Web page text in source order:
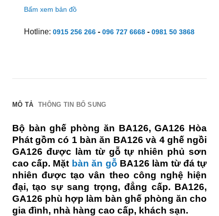
Bấm xem bản đồ
Hotline: 0915 256 266- 096 727 6668- 0981 50 3868
MÔ TẢ THÔNG TIN BỔ SUNG
Bộ bàn ghế phòng ăn BA126, GA126 Hòa
Phát gồm có 1 bàn ăn BA126 và 4 ghế ngồi
GA126 được làm từ gỗ tự nhiên phủ sơn
cao cấp. Mặt bàn ăn gỗ BA126 làm từ đá tự
nhiên được tạo vân theo công nghệ hiện
đại, tạo sự sang trọng, đẳng cấp. BA126,
GA126 phù hợp làm bàn ghế phòng ăn cho
gia đình, nhà hàng cao cấp, khách sạn.